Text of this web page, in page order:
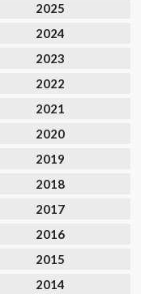
2025
2024
2023
2022
2021
2020
2019
2018
2017
2016
2015
2014